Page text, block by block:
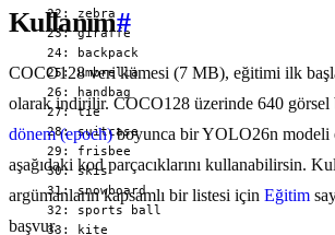
  22: zebra
  23: giraffe
  24: backpack
  25: umbrella
  26: handbag
  27: tie
  28: suitcase
  29: frisbee
  30: skis
  31: snowboard
  32: sports ball
  33: kite
Kullanım#
COCO128 veri kümesi (7 MB), eğitimi ilk
olarak indirilir. COCO128 üzerinde 640 görsel
dönem (epoch)boyunca bir YOLO26n modeli
aşağıdaki kod parçacıklarını kullanabilirsin.
argümanların kapsamlı bir listesi için Eğitim
başvur.